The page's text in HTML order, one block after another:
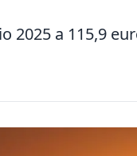
2025 a 115,9